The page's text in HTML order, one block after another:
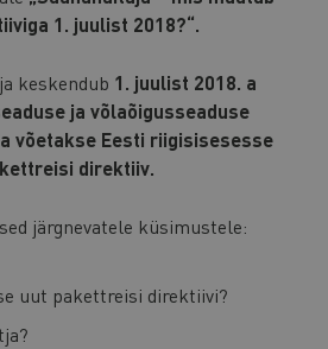
1. juulist 2018?“.
keskendub 1. juulist 2018. a
ja võlaõigusseaduse
võetakse Eesti riigisisesesse
direktiiv.
järgnevatele küsimustele:
uut pakettreisi direktiivi?